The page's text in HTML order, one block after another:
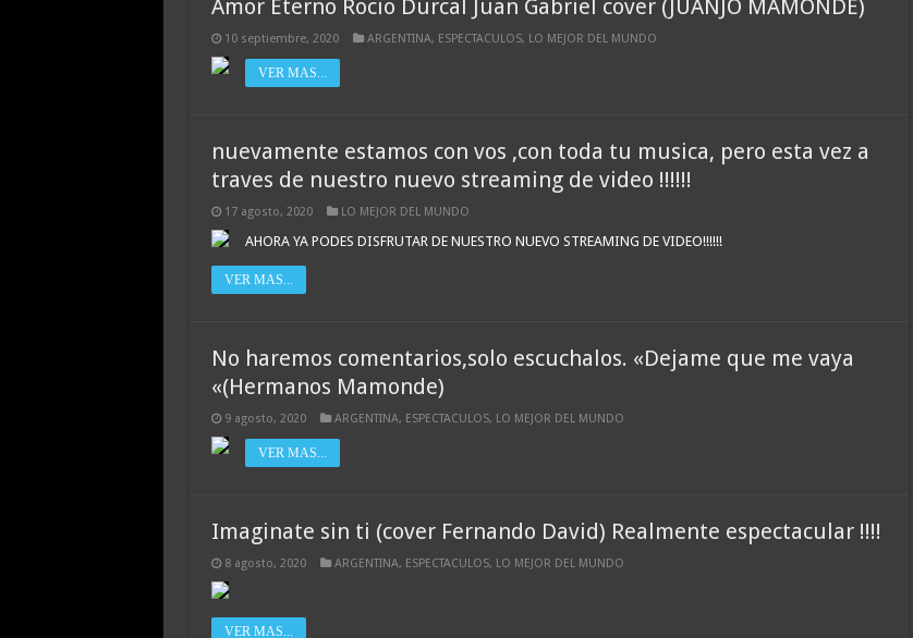
Amor Eterno Rocio Durcal Juan Gabriel cover (JUANJO MAMONDE)
10 septiembre, 2020 ARGENTINA, ESPECTACULOS, LO MEJOR DEL MUNDO
VER MAS...
nuevamente estamos con vos ,con toda tu musica, pero esta vez a
traves de nuestro nuevo streaming de video !!!!!!
17 agosto, 2020 LO MEJOR DEL MUNDO
AHORA YA PODES DISFRUTAR DE NUESTRO NUEVO STREAMING DE VIDEO!!!!!!
VER MAS...
No haremos comentarios,solo escuchalos. «Dejame que me vaya
«(Hermanos Mamonde)
9 agosto, 2020 ARGENTINA, ESPECTACULOS, LO MEJOR DEL MUNDO
VER MAS...
Imaginate sin ti (cover Fernando David) Realmente espectacular !!!!
8 agosto, 2020 ARGENTINA, ESPECTACULOS, LO MEJOR DEL MUNDO
VER MAS...